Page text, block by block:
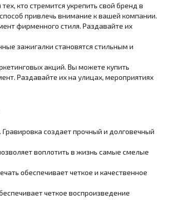
кто стремится укрепить свой бренд в
привлечь внимание к вашей компании.
фирменного стиля. Раздавайте их
зажигалки становятся стильным и
акций. Вы можете купить
Раздавайте их на улицах, мероприятиях
создает прочный и долговечный
воплотить в жизнь самые смелые
обеспечивает четкое и качественное
четкое воспроизведение